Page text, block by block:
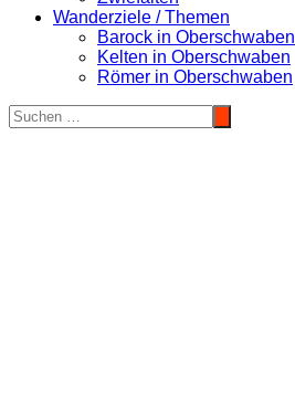
Wanderziele / Themen
Barock in Oberschwaben
Kelten in Oberschwaben
Römer in Oberschwaben